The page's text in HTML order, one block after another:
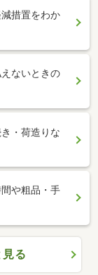
措置をわか
ないときの
・荷造りな
や粗品・手
る